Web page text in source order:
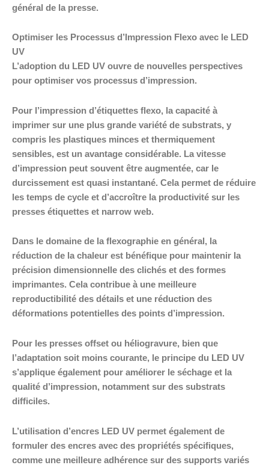
général de la presse.
Optimiser les Processus d’Impression Flexo avec le LED
UV
L’adoption du LED UV ouvre de nouvelles perspectives
pour optimiser vos processus d’impression.
Pour l’impression d’étiquettes flexo, la capacité à
imprimer sur une plus grande variété de substrats, y
compris les plastiques minces et thermiquement
sensibles, est un avantage considérable. La vitesse
d’impression peut souvent être augmentée, car le
durcissement est quasi instantané. Cela permet de réduire
les temps de cycle et d’accroître la productivité sur les
presses étiquettes et narrow web.
Dans le domaine de la flexographie en général, la
réduction de la chaleur est bénéfique pour maintenir la
précision dimensionnelle des clichés et des formes
imprimantes. Cela contribue à une meilleure
reproductibilité des détails et une réduction des
déformations potentielles des points d’impression.
Pour les presses offset ou héliogravure, bien que
l’adaptation soit moins courante, le principe du LED UV
s’applique également pour améliorer le séchage et la
qualité d’impression, notamment sur des substrats
difficiles.
L’utilisation d’encres LED UV permet également de
formuler des encres avec des propriétés spécifiques,
comme une meilleure adhérence sur des supports variés